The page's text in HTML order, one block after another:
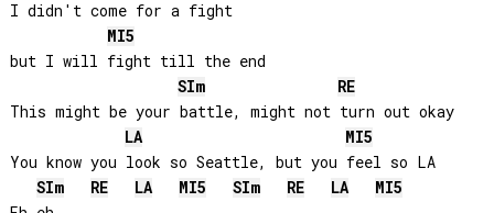
I didn't come for a fight
MI5
but I will fight till the end
SIm
RE
This might be your battle, might not turn out okay
LA
MI5
You know you look so Seattle, but you feel so LA
SIm RE LA MI5 SIm RE LA MI5